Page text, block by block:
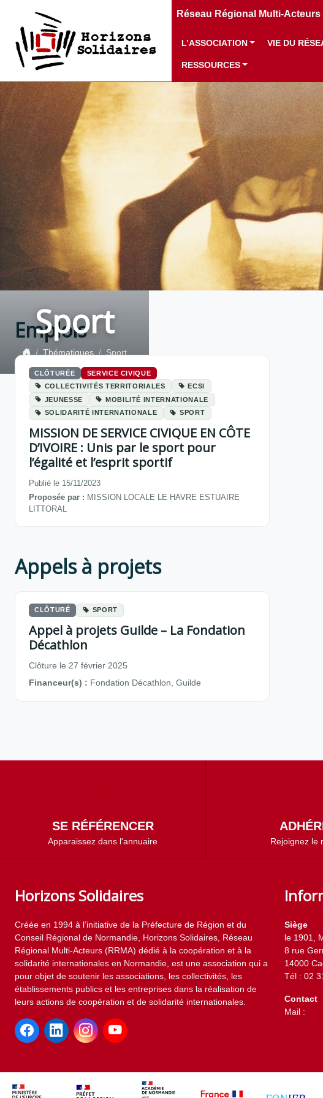
Réseau Régional Multi-
L’ASSOCIATION VIE DU
RESSOURCES
Sport
Thématiques Sport
Emplois
CLÔTURÉE
SERVICE CIVIQUE
COLLECTIVITÉS TERRITORIALES
ECSI
JEUNESSE
MOBILITÉ INTERNATIONALE
SOLIDARITÉ INTERNATIONALE
SPORT
MISSION DE SERVICE CIVIQUE EN CÔTE
D’IVOIRE : Unis par le sport pour
l’égalité et l’esprit sportif
Publié le 15/11/2023
Proposée par : MISSION LOCALE LE HAVRE ESTUAIRE
LITTORAL
Appels à projets
CLÔTURÉ SPORT
Appel à projets Guilde – La Fondation
Décathlon
Clôture le 27 février 2025
Financeur(s) : Fondation Décathlon, Guilde
SE RÉFÉRENCER
Apparaissez dans l'annuaire Rejoignez le
Horizons Solidaires
Créée en 1994 à l’initiative de la Préfecture de Région et du
Conseil Régional de Normandie, Horizons Solidaires, Réseau
Régional Multi-Acteurs (RRMA) dédié à la coopération et à la
solidarité internationales en Normandie, est une association qui a
pour objet de soutenir les associations, les collectivités, les
établissements publics et les entreprises dans la réalisation de
leurs actions de coopération et de solidarité internationales.
Siège
le 1901,
8 rue
14000
Tél : 02
Contact
Mail :